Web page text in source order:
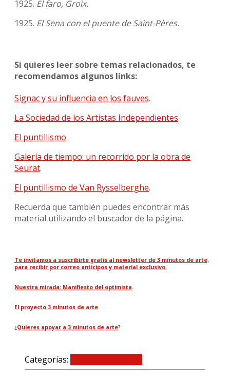
1925. El faro, Groix.
1925. El Sena con el puente de Saint-Pères.
Si quieres leer sobre temas relacionados, te
recomendamos algunos links:
Signac y su influencia en los fauves.
La Sociedad de los Artistas Independientes.
El puntillismo.
Galería de tiempo: un recorrido por la obra de
Seurat.
El puntillismo de Van Rysselberghe.
Recuerda que también puedes encontrar más
material utilizando el buscador de la página.
Te invitamos a suscribirte gratis al newsletter de 3 minutos de arte,
para recibir por correo anticipos y material exclusivo.
Nuestra mirada: Manifiesto del optimista.
El proyecto 3 minutos de arte.
¿Quieres apoyar a 3 minutos de arte?
Categorías: